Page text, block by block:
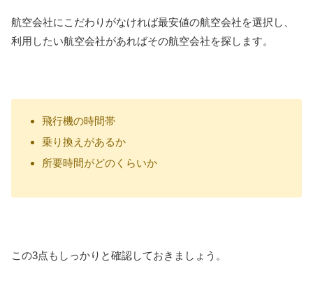
航空会社にこだわりがなければ最安値の航空会社を選択し、
利用したい航空会社があればその航空会社を探します。
飛行機の時間帯
乗り換えがあるか
所要時間がどのくらいか
この3点もしっかりと確認しておきましょう。